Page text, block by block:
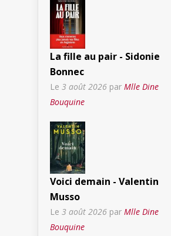
La fille au pair - Sidonie
Bonnec
Le 3 août 2026 par Mlle Dine
Bouquine
Voici demain - Valentin
Musso
Le 3 août 2026 par Mlle Dine
Bouquine